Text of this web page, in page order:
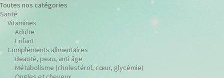
Toutes nos catégories
Santé
Vitamines
Adulte
Enfant
Compléments alimentaires
Beauté, peau, anti âge
Métabolisme (cholestérol, cœur, glycémie)